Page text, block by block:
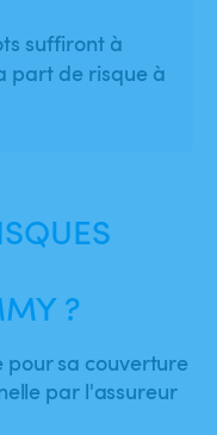
suffiront à
part de risque à
?
pour sa couverture
par l'assureur